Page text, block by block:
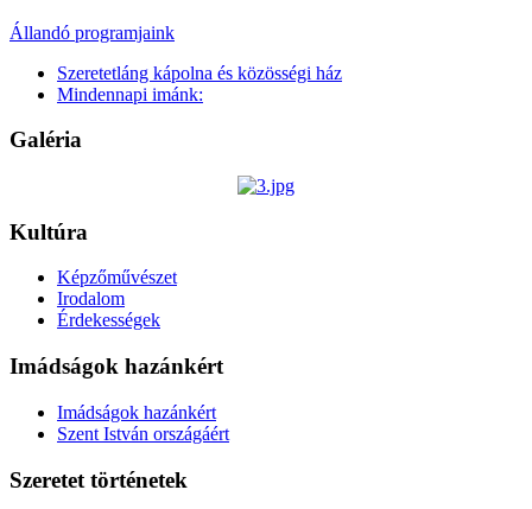
Állandó programjaink
Szeretetláng kápolna és közösségi ház
Mindennapi imánk:
Galéria
Kultúra
Képzőművészet
Irodalom
Érdekességek
Imádságok hazánkért
Imádságok hazánkért
Szent István országáért
Szeretet történetek